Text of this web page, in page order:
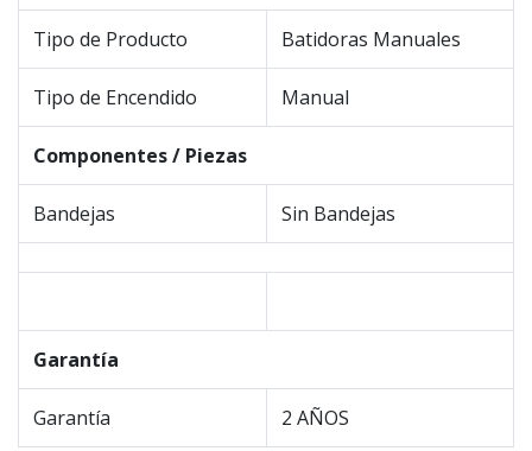
Tipo de Producto Batidoras Manuales
Tipo de Encendido Manual
Componentes / Piezas
Bandejas Sin Bandejas
Garantía
Garantía 2 AÑOS